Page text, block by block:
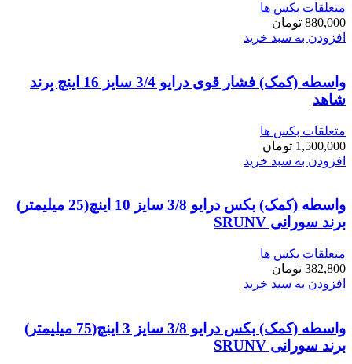
متعلقات بکس ها
880,000 تومان
افزودن به سبد خرید
واسطه (کمک) فشار قوی درایو 3/4 سایز 16 اینچ بِرند
شاهد
متعلقات بکس ها
1,500,000 تومان
افزودن به سبد خرید
واسطه (کمک) بکس درایو 3/8 سایز 10 اینچ(25 میلیمتر)
برند سورانی SRUNV
متعلقات بکس ها
382,800 تومان
افزودن به سبد خرید
واسطه (کمک) بکس درایو 3/8 سایز 3 اینچ(75 میلیمتر)
برند سورانی SRUNV